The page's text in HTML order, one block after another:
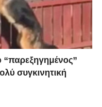
“παρεξηγημένος”
συγκινητική